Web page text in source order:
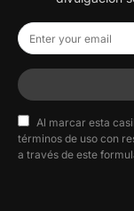
Al marcar esta
términos de uso con
a través de este